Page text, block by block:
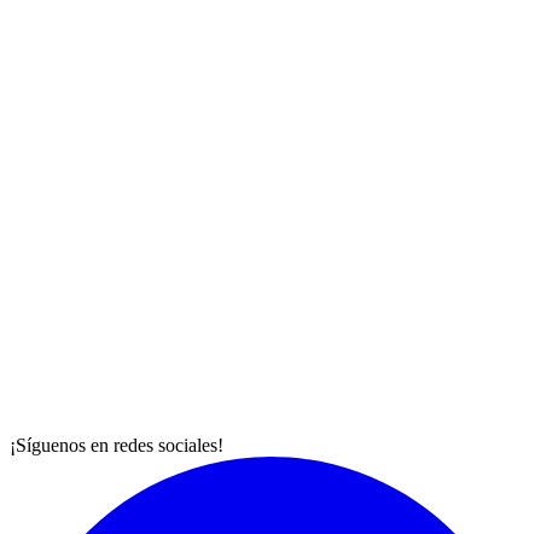
¡Síguenos en redes sociales!